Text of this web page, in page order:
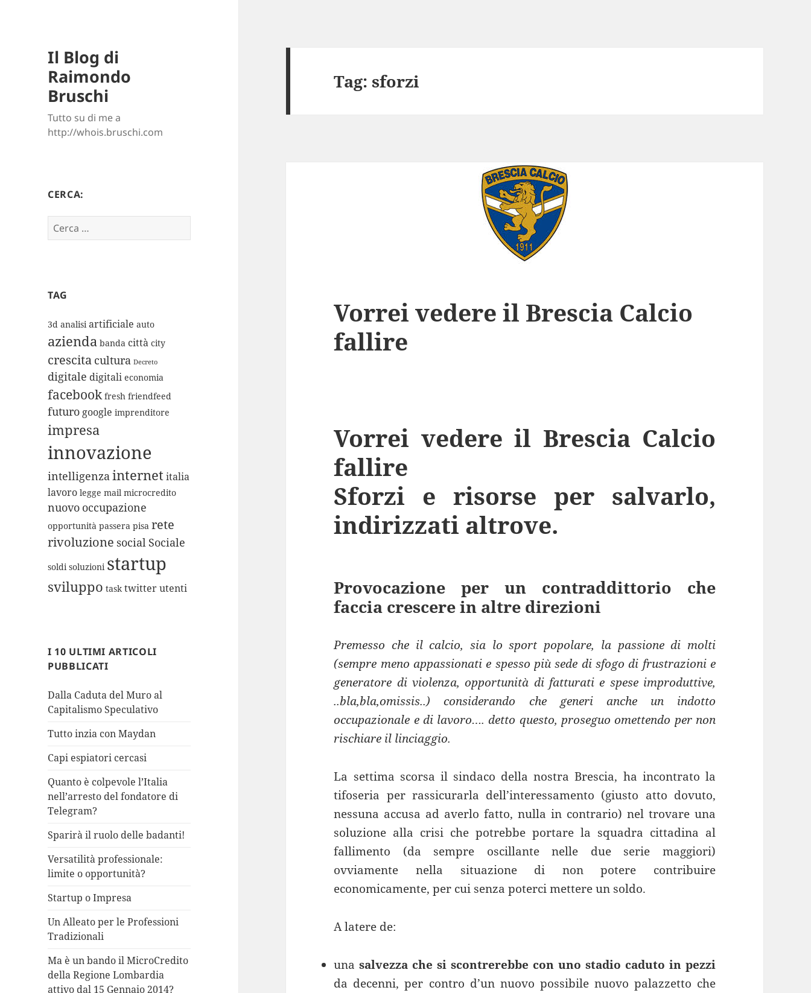
Il Blog di
Raimondo
Bruschi
Tutto su di me a
http://whois.bruschi.com
CERCA:
Ricerca
per:
TAG
3d analisi artificiale auto
azienda banda città city
crescita cultura Decreto
digitale digitali economia
facebook fresh friendfeed
futuro google imprenditore
impresa
innovazione
intelligenzainternetitalia
lavoro legge mail microcredito
nuovo occupazione
opportunità passera pisa rete
rivoluzione social Sociale
soldi soluzioni startup
sviluppo task twitterutenti
I 10 ULTIMI ARTICOLI
PUBBLICATI
Dalla Caduta del Muro al
Capitalismo Speculativo
Tutto inzia con Maydan
Capi espiatori cercasi
Quanto è colpevole l’Italia
nell’arresto del fondatore di
Telegram?
Sparirà il ruolo delle badanti!
Versatilità professionale:
limite o opportunità?
Startup o Impresa
Un Alleato per le Professioni
Tradizionali
Ma è un bando il MicroCredito
della Regione Lombardia
attivo dal 15 Gennaio 2014?
Tag:sforzi
Vorrei vedere il Brescia Calcio
fallire
Vorrei vedere il Brescia Calcio
fallire
Sforzi e risorse per salvarlo,
indirizzati altrove.
Provocazione per un contraddittorio che
faccia crescere in altre direzioni
Premesso che il calcio, sia lo sport popolare, la passione di molti
(sempre meno appassionati e spesso più sede di sfogo di frustrazioni e
generatore di violenza, opportunità di fatturati e spese improduttive,
..bla,bla,omissis..) considerando che generi anche un indotto
occupazionale e di lavoro…. detto questo, proseguo omettendo per non
rischiare il linciaggio.
La settima scorsa il sindaco della nostra Brescia, ha incontrato la
tifoseria per rassicurarla dell’interessamento (giusto atto dovuto,
nessuna accusa ad averlo fatto, nulla in contrario) nel trovare una
soluzione alla crisi che potrebbe portare la squadra cittadina al
fallimento (da sempre oscillante nelle due serie maggiori)
ovviamente nella situazione di non potere contribuire
economicamente, per cui senza poterci mettere un soldo.
A latere de:
unasalvezza che si scontrerebbe con uno stadio caduto in pezzi
da decenni, per contro d’un nuovo possibile nuovo palazzetto che